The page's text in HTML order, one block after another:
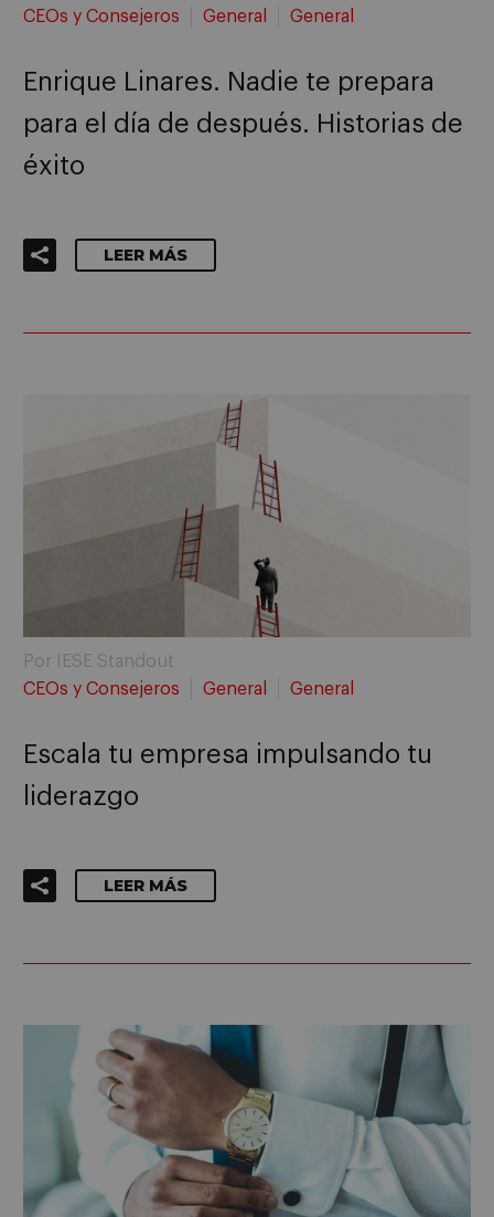
CEOs y Consejeros
General General
Enrique Linares. Nadie te prepara
para el día de después. Historias de
éxito
LEER MÁS
Por IESE Standout
CEOs y Consejeros
General General
Escala tu empresa impulsando tu
liderazgo
LEER MÁS